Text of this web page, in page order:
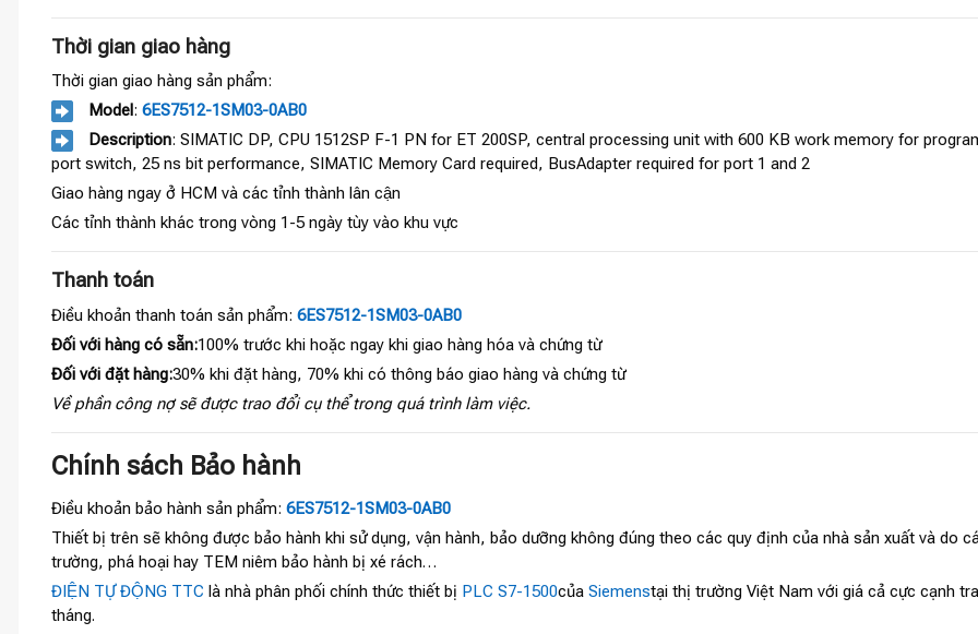
Thời gian giao hàng
Thời gian giao hàng sản phẩm:
Model: 6ES7512-1SM03-0AB0
Description: SIMATIC DP, CPU 1512SP F-1 PN for ET 200SP, central processing unit with 600 KB work memory for
port switch, 25 ns bit performance, SIMATIC Memory Card required, BusAdapter required for port 1 and 2
Giao hàng ngay ở HCM và các tỉnh thành lân cận
Các tỉnh thành khác trong vòng 1-5 ngày tùy vào khu vực
Thanh toán
Điều khoản thanh toán sản phẩm: 6ES7512-1SM03-0AB0
Đối với hàng có sẵn:100% trước khi hoặc ngay khi giao hàng hóa và chứng từ
Đối với đặt hàng:30% khi đặt hàng, 70% khi có thông báo giao hàng và chứng từ
Về phần công nợ sẽ được trao đổi cụ thể trong quá trình làm việc.
Chính sách Bảo hành
Điều khoản bảo hành sản phẩm: 6ES7512-1SM03-0AB0
Thiết bị trên sẽ không được bảo hành khi sử dụng, vận hành, bảo dưỡng không đúng theo các quy định của nhà sản xuất và do
trường, phá hoại hay TEM niêm bảo hành bị xé rách…
ĐIỆN TỰ ĐỘNG TTC là nhà phân phối chính thức thiết bị PLC S7-1500của Siemenstại thị trường Việt Nam với giá cả cực cạnh
tháng.